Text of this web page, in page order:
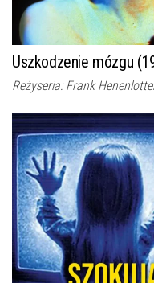
Uszkodzenie mózgu
Reżyseria: Frank